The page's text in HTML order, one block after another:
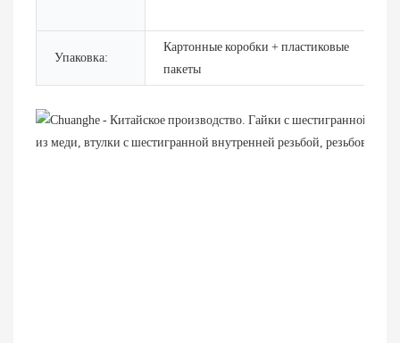
Упаковка:
Картонные коробки + пластиковые
пакеты